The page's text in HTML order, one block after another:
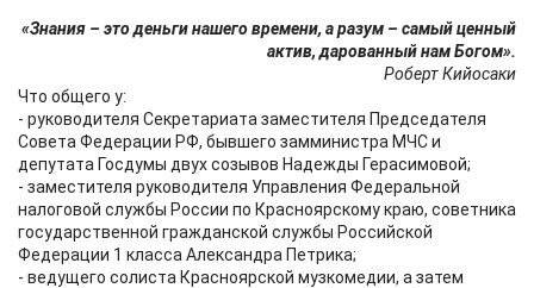
«Знания – это деньги нашего времени, а разум – самый ценный
актив, дарованный нам Богом».
Роберт Кийосаки
Что общего у:
- руководителя Секретариата заместителя Председателя
Совета Федерации РФ, бывшего замминистра МЧС и
депутата Госдумы двух созывов Надежды Герасимовой;
- заместителя руководителя Управления Федеральной
налоговой службы России по Красноярскому краю, советника
государственной гражданской службы Российской
Федерации 1 класса Александра Петрика;
- ведущего солиста Красноярской музкомедии, а затем